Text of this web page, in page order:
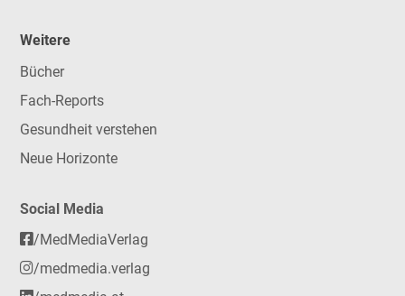
Weitere
Bücher
Fach-Reports
Gesundheit verstehen
Neue Horizonte
Social Media
/MedMediaVerlag
/medmedia.verlag